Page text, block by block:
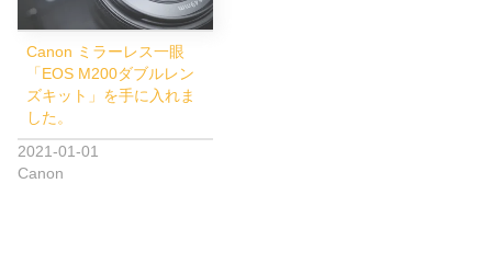
Canon ミラーレス一眼
「EOS M200ダブルレン
ズキット」を手に入れま
した。
2021-01-01
Canon